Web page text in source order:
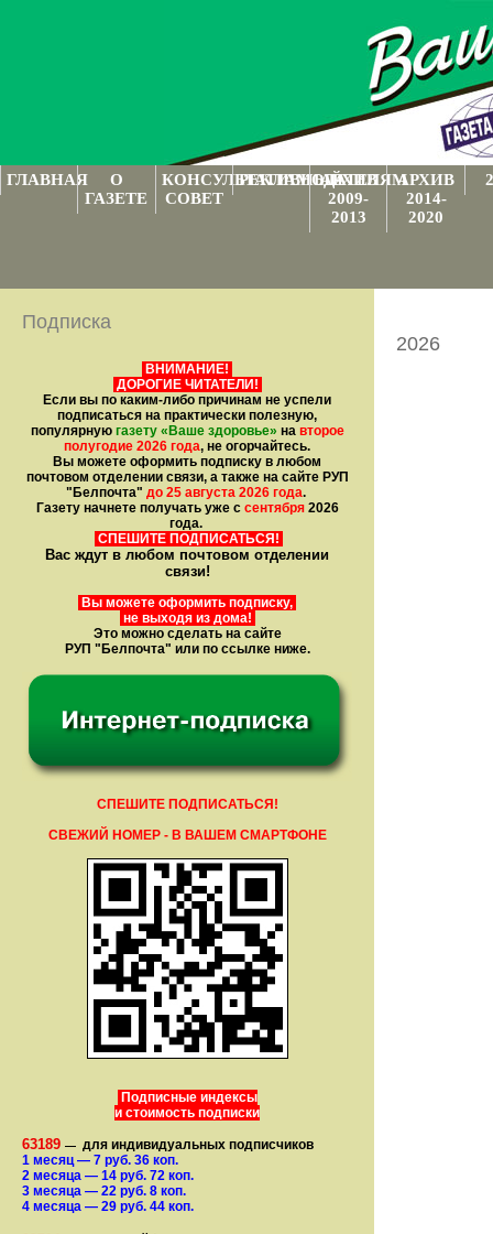
ГЛАВНАЯ
О
ГАЗЕТЕ
КОНСУЛЬТАТИВНЫЙ
СОВЕТ
РЕКЛАМОДАТЕЛЯМ
АРХИВ
2009-
2013
АРХИВ
2014-
2020
Подписка
ВНИМАНИЕ!
ДОРОГИЕ ЧИТАТЕЛИ!
Если вы по каким-либо причинам не успели
подписаться на практически полезную,
популярную газету «Ваше здоровье» на второе
полугодие 2026 года, не огорчайтесь.
Вы можете оформить подписку в любом
почтовом отделении связи, а также на сайте РУП
"Белпочта" до 25 августа 2026 года.
Газету начнете получать уже с сентября2026
года.
СПЕШИТЕ ПОДПИСАТЬСЯ!
Вас ждут в любом почтовом отделении
связи!
Вы можете оформить подписку,
не выходя из дома!
Это можно сделать на сайте
РУП "Белпочта" или по ссылке ниже.
СПЕШИТЕ ПОДПИСАТЬСЯ!
СВЕЖИЙ НОМЕР - В ВАШЕМ СМАРТФОНЕ
Подписные индексы
и стоимость подписки
63189 — для индивидуальных подписчиков
1 месяц— 7 руб. 36 коп.
2 месяца — 14 руб. 72 коп.
3 месяца — 22 руб. 8 коп.
4 месяца — 29 руб. 44 коп.
2026